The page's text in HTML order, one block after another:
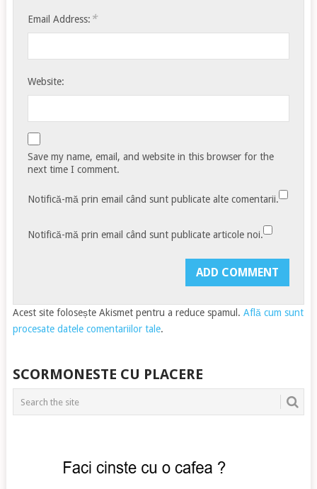
Email Address: *
Website:
Save my name, email, and website in this browser for the
next time I comment.
Notifică-mă prin email când sunt publicate alte comentarii.
Notifică-mă prin email când sunt publicate articole noi.
Acest site folosește Akismet pentru a reduce spamul. Află cum sunt
procesate datele comentariilor tale.
SCORMONESTE CU PLACERE